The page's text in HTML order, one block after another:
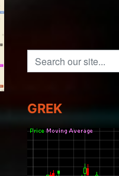
Search our site...
GREK